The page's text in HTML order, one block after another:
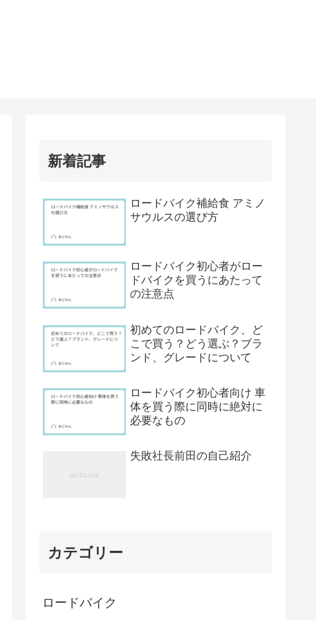
新着記事
ロードバイク補給食 アミノ
サウルスの選び方
ロードバイク初心者がロー
ドバイクを買うにあたって
の注意点
初めてのロードバイク、ど
こで買う？どう選ぶ？ブラ
ンド、グレードについて
ロードバイク初心者向け 車
体を買う際に同時に絶対に
必要なもの
失敗社長前田の自己紹介
カテゴリー
ロードバイク